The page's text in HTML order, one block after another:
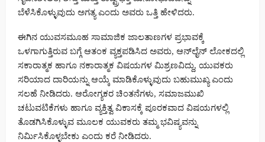
ಬೆಳೆಸಿಕೊಳ್ಳುವುದು ಅಗತ್ಯ ಎಂದು ಅವರು ಒತ್ತಿ ಹೇಳಿದರು.
ಈಗಿನ ಯುವಸಮೂಹ ಸಾಮಾಜಿಕ ಜಾಲತಾಣಗಳ ಪ್ರಭಾವಕ್ಕೆ
ಒಳಗಾಗುತ್ತಿರುವ ಬಗ್ಗೆ ಆತಂಕ ವ್ಯಕ್ತಪಡಿಸಿದ ಅವರು, ಆನ್‌ಲೈನ್ ಲೋಕದಲ್ಲಿ
ಸಕಾರಾತ್ಮಕ ಹಾಗೂ ನಕಾರಾತ್ಮಕ ವಿಷಯಗಳ ಮಿಶ್ರಣವಿದ್ದು, ಯುವಕರು
ಸರಿಯಾದ ದಾರಿಯನ್ನು ಆಯ್ಕೆ ಮಾಡಿಕೊಳ್ಳುವುದು ಬಹುಮುಖ್ಯ ಎಂದು
ಸಲಹೆ ನೀಡಿದರು. ಆರೋಗ್ಯಕರ ಚಿಂತನೆಗಳು, ಸಮಾಜಮುಖಿ
ಚಟುವಟಿಕೆಗಳು ಹಾಗೂ ವ್ಯಕ್ತಿತ್ವ ವಿಕಾಸಕ್ಕೆ ಪೂರಕವಾದ ವಿಷಯಗಳಲ್ಲಿ
ತೊಡಗಿಸಿಕೊಳ್ಳುವ ಮೂಲಕ ಯುವಕರು ತಮ್ಮ ಭವಿಷ್ಯವನ್ನು
ನಿರ್ಮಿಸಿಕೊಳ್ಳಬೇಕು ಎಂದು ಕರೆ ನೀಡಿದರು.